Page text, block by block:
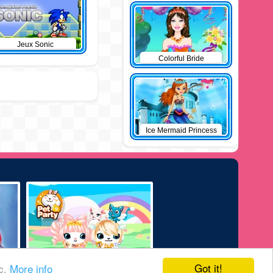
Got it!
More info
Jeux Sonic
Colorful Bride
Ice Mermaid Princess